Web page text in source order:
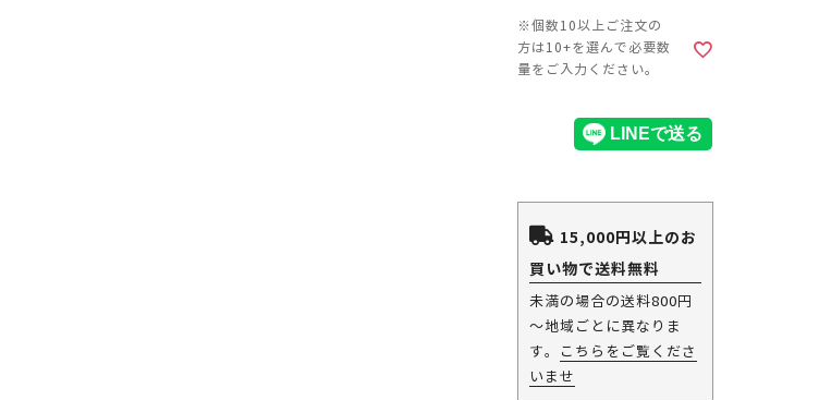
15,000円以上のお
買い物で送料無料
未満の場合の送料800円
～地域ごとに異なりま
す。
こちらをご覧くださ
いませ